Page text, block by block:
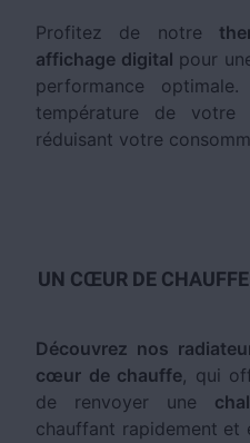
Profitez de notre
affichage digital pour
performance
température de votre
réduisant votre
UN CŒUR DE
Découvrez nos
cœur de chauffe, qui
de renvoyer une
chauffant rapidement et